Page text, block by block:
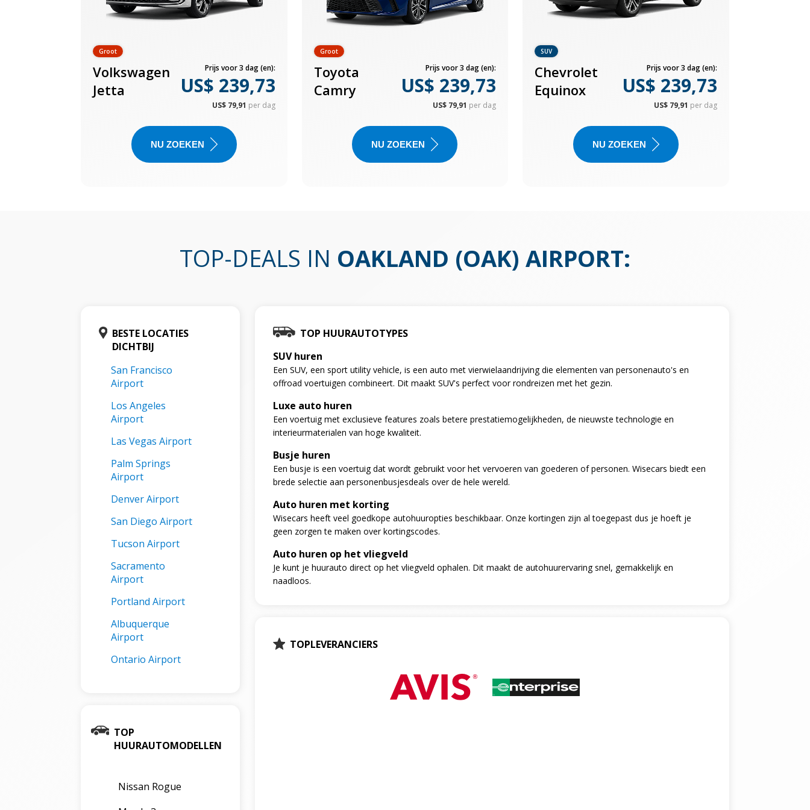
Groot
Volkswagen
Jetta
Prijs voor 3 dag (en):
US$ 239,73
US$ 79,91 per dag
NU ZOEKEN
Groot
Toyota
Camry
Prijs voor 3 dag (en):
US$ 239,73
US$ 79,91 per dag
NU ZOEKEN
SUV
Chevrolet
Equinox
Prijs voor 3 dag (en):
US$ 239,73
US$ 79,91 per dag
NU ZOEKEN
TOP-DEALS IN OAKLAND (OAK) AIRPORT:
BESTE LOCATIES
DICHTBIJ
San Francisco
Airport
Los Angeles
Airport
Las Vegas Airport
Palm Springs
Airport
Denver Airport
San Diego Airport
Tucson Airport
Sacramento
Airport
Portland Airport
Albuquerque
Airport
Ontario Airport
TOP
HUURAUTOMODELLEN
Nissan Rogue
TOP HUURAUTOTYPES
SUV huren
Een SUV, een sport utility vehicle, is een auto met vierwielaandrijving die elementen van personenauto's en
offroad voertuigen combineert. Dit maakt SUV's perfect voor rondreizen met het gezin.
Luxe auto huren
Een voertuig met exclusieve features zoals betere prestatiemogelijkheden, de nieuwste technologie en
interieurmaterialen van hoge kwaliteit.
Busje huren
Een busje is een voertuig dat wordt gebruikt voor het vervoeren van goederen of personen. Wisecars biedt een
brede selectie aan personenbusjesdeals over de hele wereld.
Auto huren met korting
Wisecars heeft veel goedkope autohuuropties beschikbaar. Onze kortingen zijn al toegepast dus je hoeft je
geen zorgen te maken over kortingscodes.
Auto huren op het vliegveld
Je kunt je huurauto direct op het vliegveld ophalen. Dit maakt de autohuurervaring snel, gemakkelijk en
naadloos.
TOPLEVERANCIERS